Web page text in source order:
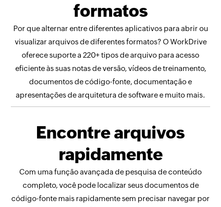
formatos
Por que alternar entre diferentes aplicativos para abrir ou
visualizar arquivos de diferentes formatos? O WorkDrive
oferece suporte a 220+tipos de arquivo para acesso
eficiente às suas notas de versão, vídeos de treinamento,
documentos de código-fonte, documentação e
apresentações de arquitetura de software e muito mais.
Encontre arquivos
rapidamente
Com uma função avançada de pesquisa de conteúdo
completo, você pode localizar seus documentos de
código-fonte mais rapidamente sem precisar navegar por